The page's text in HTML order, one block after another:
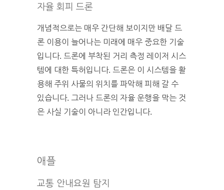
자율 회피 드론
개념적으로는 매우 간단해 보이지만 배달 드
론 이용이 늘어나는 미래에 매우 중요한 기술
입니다. 드론에 부착된 거리 측정 레이저 시스
템에 대한 특허입니다. 드론은 이 시스템을 활
용해 주위 사물의 위치를 파악해 피해 갈 수
있습니다. 그러나 드론의 자율 운행을 막는 것
은 사실 기술이 아니라 인간입니다.
애플
교통 안내요원 탐지